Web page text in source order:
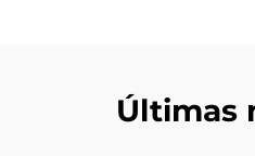
Últimas